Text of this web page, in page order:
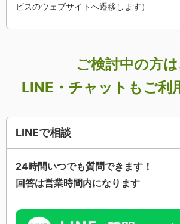
ビスのウェブサイトへ遷移します）
ご検討中の方は
LINE・チャットもご利
LINEで相談
24時間いつでも質問できます！
回答は営業時間内になります